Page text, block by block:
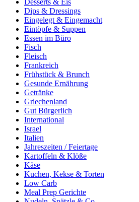
Desserts & Eis
Dips & Dressings
Eingelegt & Eingemacht
Eintöpfe & Suppen
Essen im Büro
Fisch
Fleisch
Frankreich
Frühstück & Brunch
Gesunde Ernährung
Getränke
Griechenland
Gut Bürgerlich
International
Israel
Italien
Jahreszeiten / Feiertage
Kartoffeln & Klöße
Käse
Kuchen, Kekse & Torten
Low Carb
Meal Prep Gerichte